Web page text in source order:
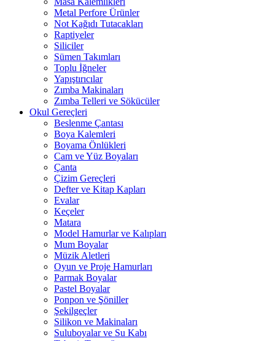
Metal Perfore Ürünler
Not Kağıdı Tutacakları
Raptiyeler
Siliciler
Sümen Takımları
Toplu İğneler
Yapıştırıcılar
Zımba Makinaları
Zımba Telleri ve Sökücüler
Okul Gereçleri
Beslenme Çantası
Boya Kalemleri
Boyama Önlükleri
Cam ve Yüz Boyaları
Çanta
Çizim Gereçleri
Defter ve Kitap Kapları
Evalar
Keçeler
Matara
Model Hamurlar ve Kalıpları
Mum Boyalar
Müzik Aletleri
Oyun ve Proje Hamurları
Parmak Boyalar
Pastel Boyalar
Ponpon ve Şöniller
Şekilgeçler
Silikon ve Makinaları
Suluboyalar ve Su Kabı